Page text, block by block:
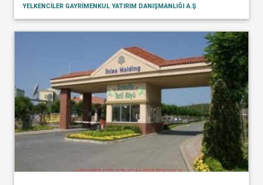
YELKENCİLER GAYRİMENKUL YATIRIM DANIŞMANLIĞI A.Ş